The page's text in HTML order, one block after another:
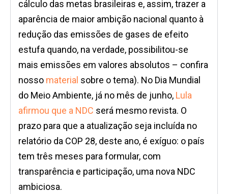
cálculo das metas brasileiras e, assim, trazer a
aparência de maior ambição nacional quanto à
redução das emissões de gases de efeito
estufa quando, na verdade, possibilitou-se
mais emissões em valores absolutos – confira
nosso material sobre o tema). No Dia Mundial
do Meio Ambiente, já no mês de junho, Lula
afirmou que a NDC será mesmo revista. O
prazo para que a atualização seja incluída no
relatório da COP 28, deste ano, é exíguo: o país
tem três meses para formular, com
transparência e participação, uma nova NDC
ambiciosa.